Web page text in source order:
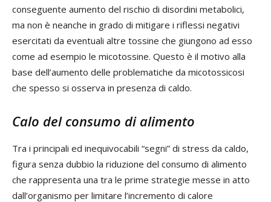
conseguente aumento del rischio di disordini metabolici,
ma non è neanche in grado di mitigare i riflessi negativi
esercitati da eventuali altre tossine che giungono ad esso
come ad esempio le micotossine. Questo è il motivo alla
base dell’aumento delle problematiche da micotossicosi
che spesso si osserva in presenza di caldo.
Calo del consumo di alimento
Tra i principali ed inequivocabili “segni” di stress da caldo,
figura senza dubbio la riduzione del consumo di alimento
che rappresenta una tra le prime strategie messe in atto
dall’organismo per limitare l’incremento di calore